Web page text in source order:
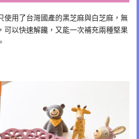
使用了台灣國產的黑芝麻與白芝麻，無
可以快速解饞，又能一次補充兩種堅果